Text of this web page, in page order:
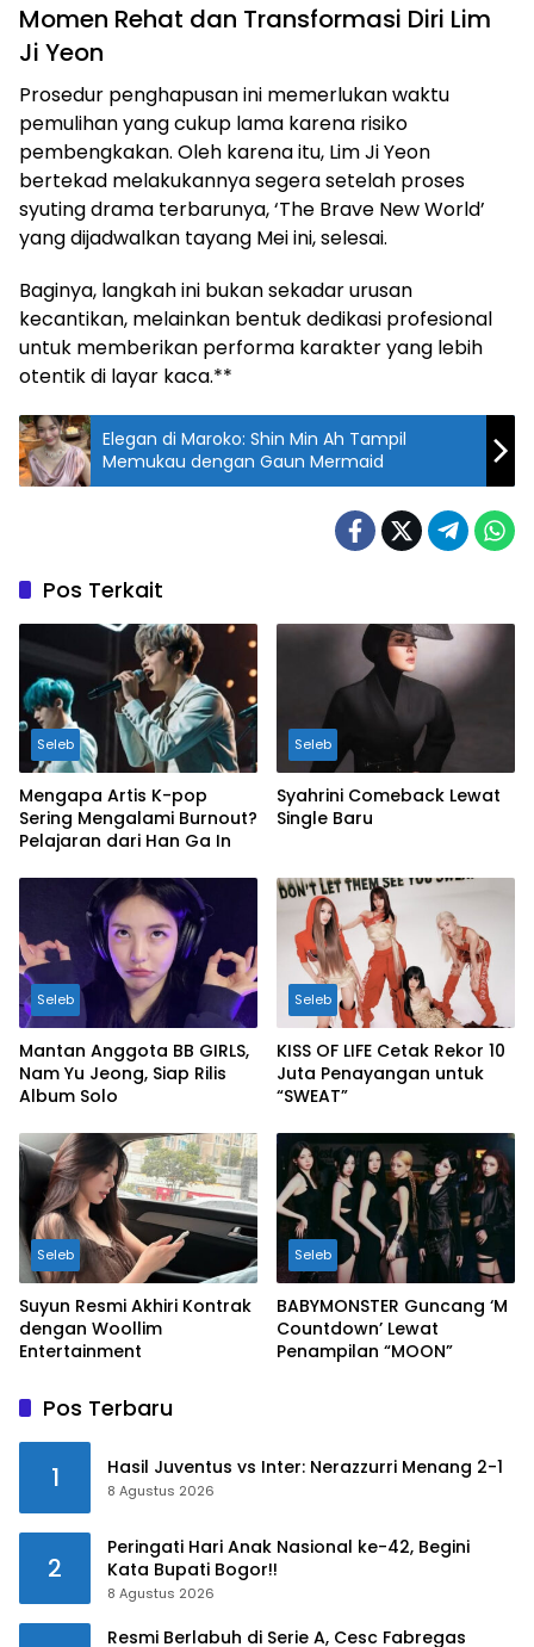
Momen Rehat dan Transformasi Diri Lim
Ji Yeon
Prosedur penghapusan ini memerlukan waktu
pemulihan yang cukup lama karena risiko
pembengkakan. Oleh karena itu, Lim Ji Yeon
bertekad melakukannya segera setelah proses
syuting drama terbarunya, ‘The Brave New World’
yang dijadwalkan tayang Mei ini, selesai.
Baginya, langkah ini bukan sekadar urusan
kecantikan, melainkan bentuk dedikasi profesional
untuk memberikan performa karakter yang lebih
otentik di layar kaca.**
Elegan di Maroko: Shin Min Ah Tampil
Memukau dengan Gaun Mermaid
Pos Terkait
Seleb
Mengapa Artis K-pop
Sering Mengalami Burnout?
Pelajaran dari Han Ga In
Seleb
Syahrini Comeback Lewat
Single Baru
Seleb
Mantan Anggota BB GIRLS,
Nam Yu Jeong, Siap Rilis
Album Solo
Seleb
KISS OF LIFE Cetak Rekor 10
Juta Penayangan untuk
“SWEAT”
Seleb
Suyun Resmi Akhiri Kontrak
dengan Woollim
Entertainment
Seleb
BABYMONSTER Guncang ‘M
Countdown’ Lewat
Penampilan “MOON”
Pos Terbaru
1 Hasil Juventus vs Inter: Nerazzurri Menang 2-1
8 Agustus 2026
2
Peringati Hari Anak Nasional ke-42, Begini
Kata Bupati Bogor!!
8 Agustus 2026
Resmi Berlabuh di Serie A, Cesc Fabregas